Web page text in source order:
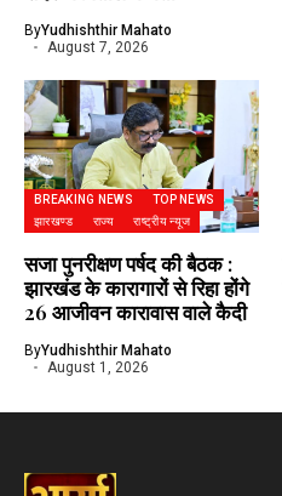
ByYudhishthir Mahato
August 7, 2026
BREAKING NEWS
TOP NEWS
झारखण्ड
राज्य राष्ट्रीय न्यूज
सजा पुनरीक्षण पर्षद की बैठक :
झारखंड के कारागारों से रिहा होंगे
26 आजीवन कारावास वाले कैदी
ByYudhishthir Mahato
August 1, 2026